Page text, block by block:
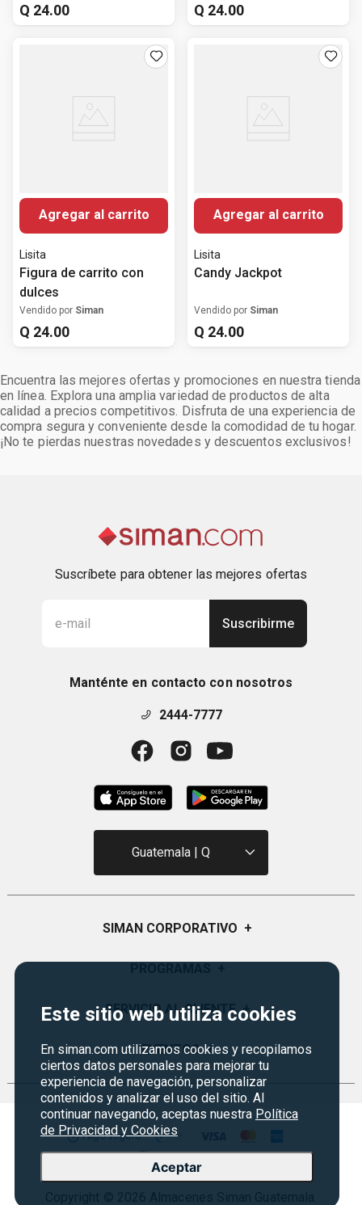
Este sitio web utiliza cookies
En siman.com utilizamos cookies y recopilamos
ciertos datos personales para mejorar tu
experiencia de navegación, personalizar
contenidos y analizar el uso del sitio. Al
continuar navegando, aceptas nuestra Política
de Privacidad y Cookies
Aceptar
Q 24.00 Q 24.00
Agregar al carrito
Lisita
Figura de carrito con
dulces
Vendido por Siman
Q 24.00
Agregar al carrito
Lisita
Candy Jackpot
Vendido por Siman
Q 24.00
Encuentra las mejores ofertas y promociones en nuestra tienda
en línea. Explora una amplia variedad de productos de alta
calidad a precios competitivos. Disfruta de una experiencia de
compra segura y conveniente desde la comodidad de tu hogar.
¡No te pierdas nuestras novedades y descuentos exclusivos!
Suscríbete para obtener las mejores ofertas
Suscribirme
Manténte en contacto con nosotros
2444-7777
Guatemala | Q
SIMAN CORPORATIVO +
Historia
Sucursales
Servicios
Empleos Siman
Monedero
Siman PRO
Credisiman
SERVICIO AL CLIENTE +
Preguntas Frecuentes
Política de devoluciones y garantías
Contáctenos
Seguridad del sitio
Política de Privacidad
Condiciones ofertas
EVENTOS +
Rebajas